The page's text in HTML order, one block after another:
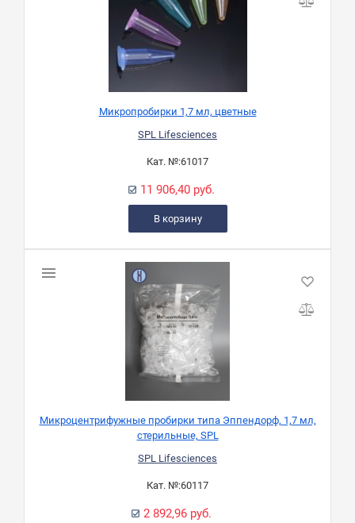
Микропробирки 1,7 мл, цветные
SPL Lifesciences
Кат. №:61017
11 906,40 руб.
В корзину
Микроцентрифужные пробирки типа Эппендорф, 1,7 мл,
стерильные, SPL
SPL Lifesciences
Кат. №:60117
2 892,96 руб.